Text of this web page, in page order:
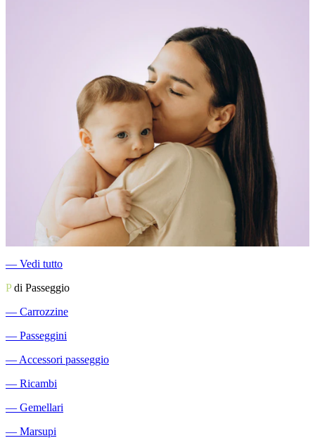
― Vedi tutto
Pdi Passeggio
― Carrozzine
― Passeggini
― Accessori passeggio
― Ricambi
― Gemellari
― Marsupi